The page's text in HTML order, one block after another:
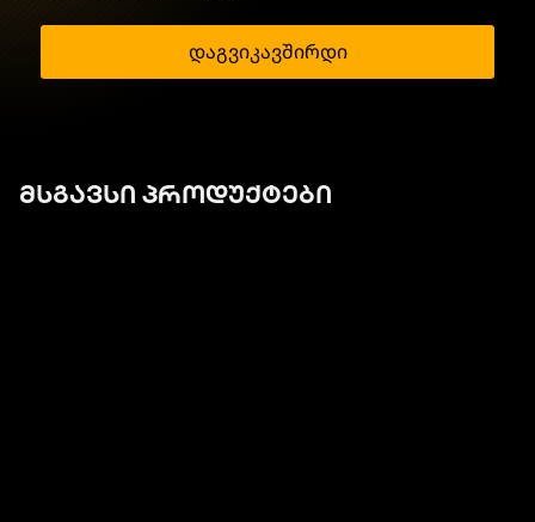
დაგვიკავშირდი
მსგავსი პროდუქტები